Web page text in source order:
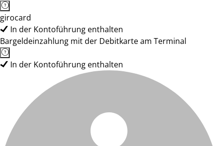
girocard
In der Kontoführung enthalten
Bargeldeinzahlung mit der Debitkarte am Terminal
In der Kontoführung enthalten